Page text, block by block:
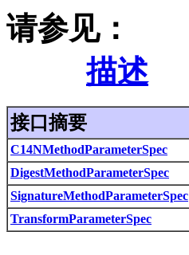
请参见：
描述
接口摘要
C14NMethodParameterSpec
DigestMethodParameterSpec
SignatureMethodParameterSpec
TransformParameterSpec